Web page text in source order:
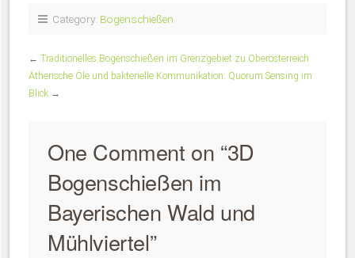
Category: Bogenschießen
← Traditionelles Bogenschießen im Grenzgebiet zu Oberösterreich
Ätherische Öle und bakterielle Kommunikation: Quorum Sensing im
Blick →
One Comment on “3D
Bogenschießen im
Bayerischen Wald und
Mühlviertel”